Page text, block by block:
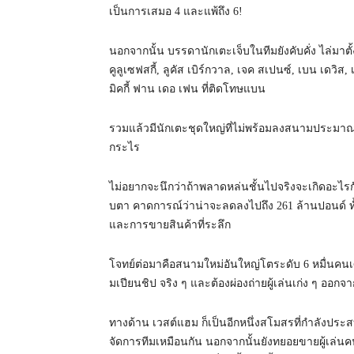
เป็นการเสมอ 4 และแพ้ถึง 6!
นอกจากนั้น บรรดานักเตะเจ็บในทีมยังคับคั่ง ไล่มา
คูลูเซฟสกี้, ลูคัส เบิร์กวาล, เจค สเปนซ์, เบน เดวิ
มิคกี้ ฟาน เดอ เฟน ที่ติดโทษแบน
รวมแล้วมีนักเตะชุดใหญ่ที่ไม่พร้อมลงสนามประมา
กระไร
ไม่อยากจะนึกว่าถ้าพลาดหล่นชั้นไปจริงจะเกิดอะไ
บตา คาดการณ์ว่าน่าจะลดลงไปถึง 261 ล้านปอนด์
และการขายสินค้าที่ระลึก
โจทย์ต่อมาคือสนามใหม่อันใหญ่ โตระดับ 6 หมื่นคน
มเปียนชิป จริง ๆ และต้องผ่องถ่ายผู้เล่นเก่ง ๆ ออก
ทางด้าน เวสต์แฮม ก็เป็นอีกหนึ่งสโมสรที่กำลังปร
จัดการทีมเหมือนกัน นอกจากนั้นยังทยอยขายผู้เล่นค